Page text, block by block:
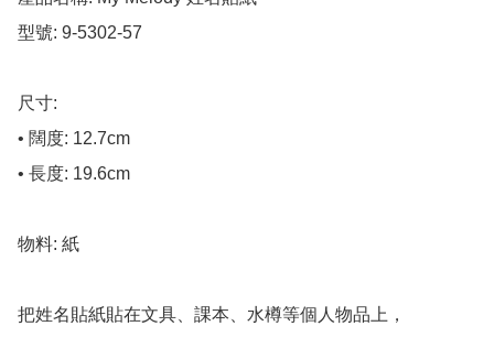
型號: 9-5302-57
尺寸:
• 闊度: 12.7cm
• 長度: 19.6cm
物料: 紙
把姓名貼紙貼在文具、課本、水樽等個人物品上，